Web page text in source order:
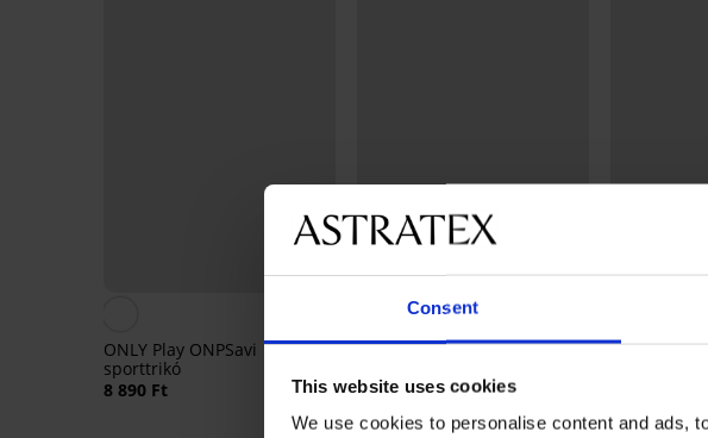
Consent
This website uses cookies
We use cookies to personalise content and ads,
ONLY Play ONPSavi
sporttrikó
8 890 Ft
ONLY Play Jaia sport leggins
ONLY Play